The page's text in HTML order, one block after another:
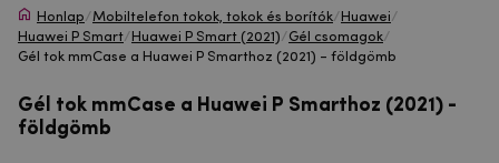
Honlap/Mobiltelefon tokok, tokok és borítók/ Huawei/
Huawei P Smart/ Huawei P Smart (2021)/Gél csomagok/
Gél tok mmCase a Huawei P Smarthoz (2021) - földgömb
Gél tok mmCase a Huawei P Smarthoz (2021) -
földgömb